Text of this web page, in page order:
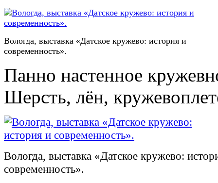
Вологда, выставка «Датское кружево: история и
современность».
Панно настенное
Шерсть, лён,
Вологда, выставка «Датское кружево:
современность».